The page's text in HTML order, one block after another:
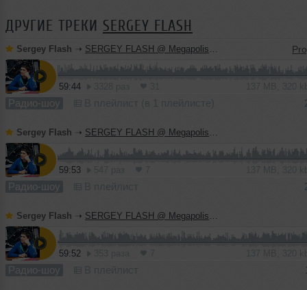
ДРУГИЕ ТРЕКИ SERGEY FLASH
Sergey Flash ➝ SERGEY FLASH @ Megapolis FM (21 July 2013)
59:44
Радио-шоу
Sergey Flash ➝ SERGEY FLASH @ Megapolis FM (14 July 2013)
59:53
Радио-шоу
Sergey Flash ➝ SERGEY FLASH @ Megapolis FM (7 July 2013)
59:52
Радио-шоу